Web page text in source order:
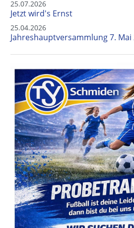
25.07.2026
Jetzt wird's Ernst
25.04.2026
Jahreshauptversammlung 7. Mai